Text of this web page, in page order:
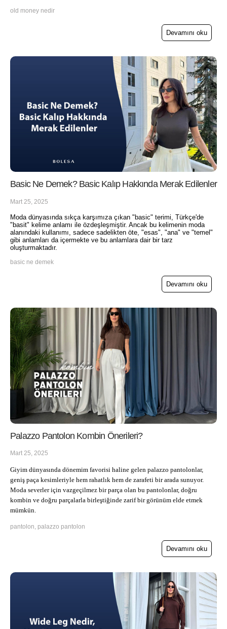
old money nedir
Devamını oku
Basic Ne Demek? Basic Kalıp Hakkında Merak Edilenler
Mart 25, 2025
Moda dünyasında sıkça karşımıza çıkan "basic" terimi, Türkçe'de
"basit" kelime anlamı ile özdeşleşmiştir. Ancak bu kelimenin moda
alanındaki kullanımı, sadece sadelikten öte, "esas", "ana" ve "temel"
gibi anlamları da içermekte ve bu anlamlara dair bir tarz
oluşturmaktadır.
basic ne demek
Devamını oku
Palazzo Pantolon Kombin Önerileri?
Mart 25, 2025
Giyim dünyasında dönemim favorisi haline gelen palazzo pantolonlar,
geniş paça kesimleriyle hem rahatlık hem de zarafeti bir arada sunuyor.
Moda severler için vazgeçilmez bir parça olan bu pantolonlar, doğru
kombin ve doğru parçalarla birleştiğinde zarif bir görünüm elde etmek
mümkün.
pantolon, palazzo pantolon
Devamını oku